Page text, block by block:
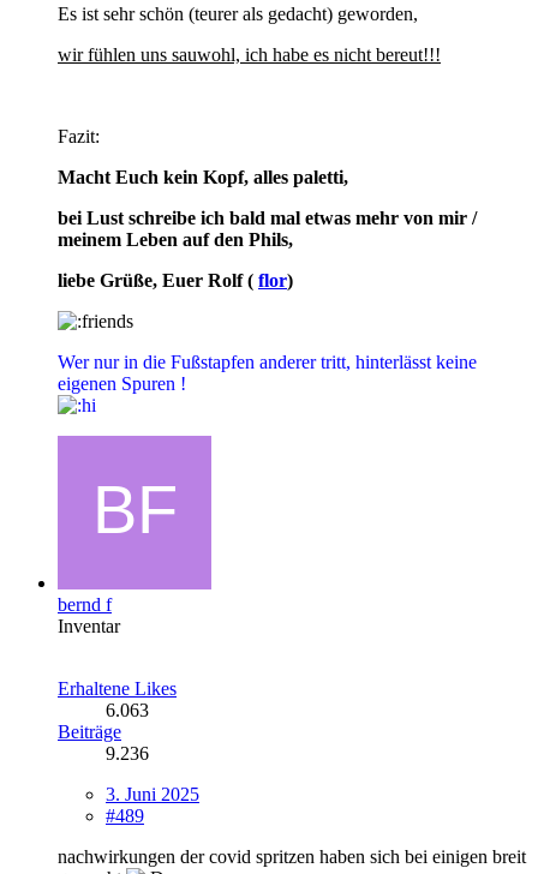
Es ist sehr schön (teurer als gedacht) geworden,
wir fühlen uns sauwohl, ich habe es nicht bereut!!!
Fazit:
Macht Euch kein Kopf, alles paletti,
bei Lust schreibe ich bald mal etwas mehr von mir /
meinem Leben auf den Phils,
liebe Grüße, Euer Rolf ( flor)
Wer nur in die Fußstapfen anderer tritt, hinterlässt keine
eigenen Spuren !
bernd f
Inventar
Erhaltene Likes
6.063
Beiträge
9.236
3. Juni 2025
#489
nachwirkungen der covid spritzen haben sich bei einigen breit